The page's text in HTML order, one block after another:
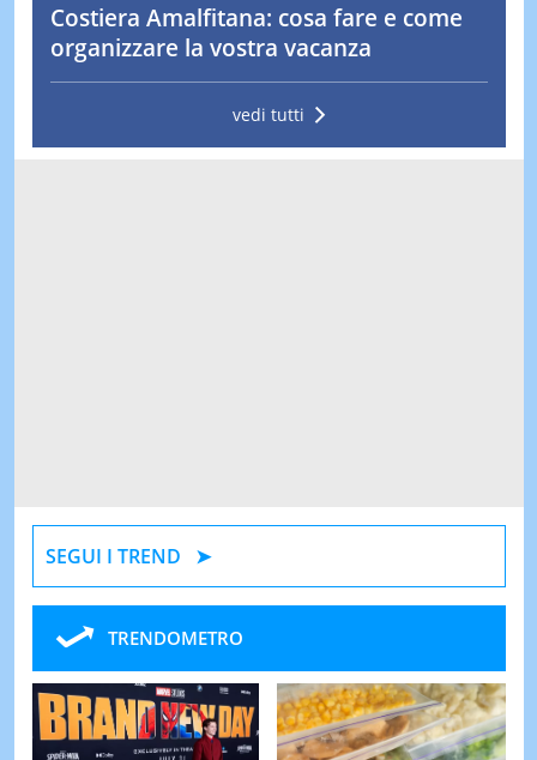
Costiera Amalfitana: cosa fare e come
organizzare la vostra vacanza
vedi tutti
SEGUI I TREND
TRENDOMETRO